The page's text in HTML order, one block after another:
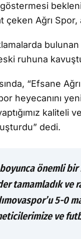
Ağrı Spor,
ruhuna
“Efsane
heyecanını
dedi.
boyunca önemli
tamamladık ve
5-0
ve